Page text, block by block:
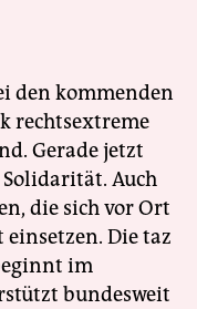
den kommenden
rechtsextreme
Gerade jetzt
Auch
die sich vor Ort
Die taz
im
bundesweit